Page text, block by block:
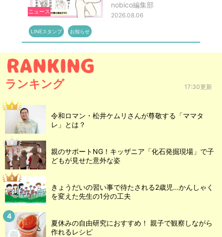
ニュース
nobico編集部
2026.08.06
LINEスタンプ お知らせ
ランキング 17:30更新
令和ロマン・松井ケムリさんが尊敬する「ママタ
レ」とは？
親のサポートNG！キッザニア「化石発掘現場」で子
どもが見せた意外な姿
きょうだいの習い事で待たされる2歳児...かんしゃく
を変えた先生の1分の工夫
夏休みの自由研究におすすめ！ 親子で観察しながら
作れるレシピ